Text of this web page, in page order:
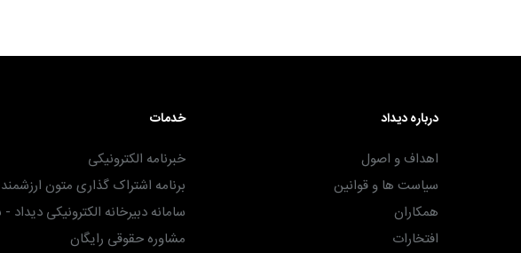
درباره دیداد
اهداف و اصول
سیاست ها و قوانین
همکاران
افتخارات
خدمات
خبرنامه الکترونیکی
برنامه اشتراک گذاری متون
سامانه دبیرخانه الکترونیکی دیداد
مشاوره حقوقی رایگان